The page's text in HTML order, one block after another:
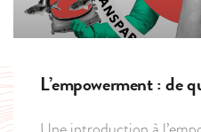
L’empowerment : de